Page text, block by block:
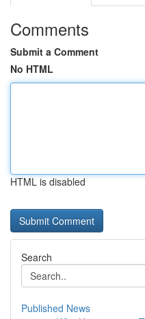
Comments
Submit a Comment
No HTML
HTML is disabled
Search
Published News